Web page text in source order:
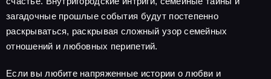
загадочные прошлые события будут постепенно
раскрываться, раскрывая сложный узор семейных
отношений и любовных перипетий.
Если вы любите напряженные истории о любви и